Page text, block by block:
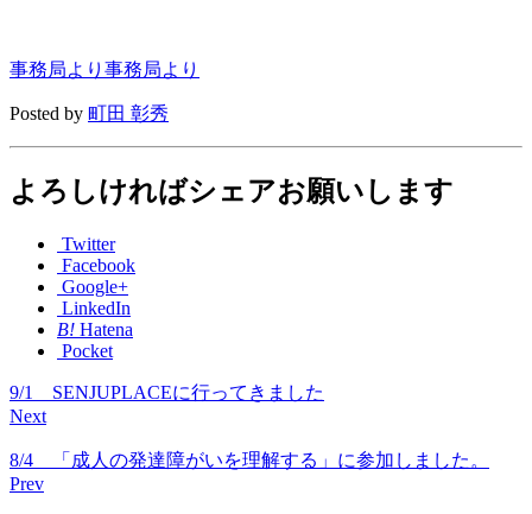
事務局より 事務局より
Posted by 町田 彰秀
よろしければシェアお願いします
Twitter
Facebook
Google+
LinkedIn
B! Hatena
Pocket
9/1 SENJUPLACEに行ってきました
Next
8/4 「成人の発達障がいを理解する」に参加しました。
Prev